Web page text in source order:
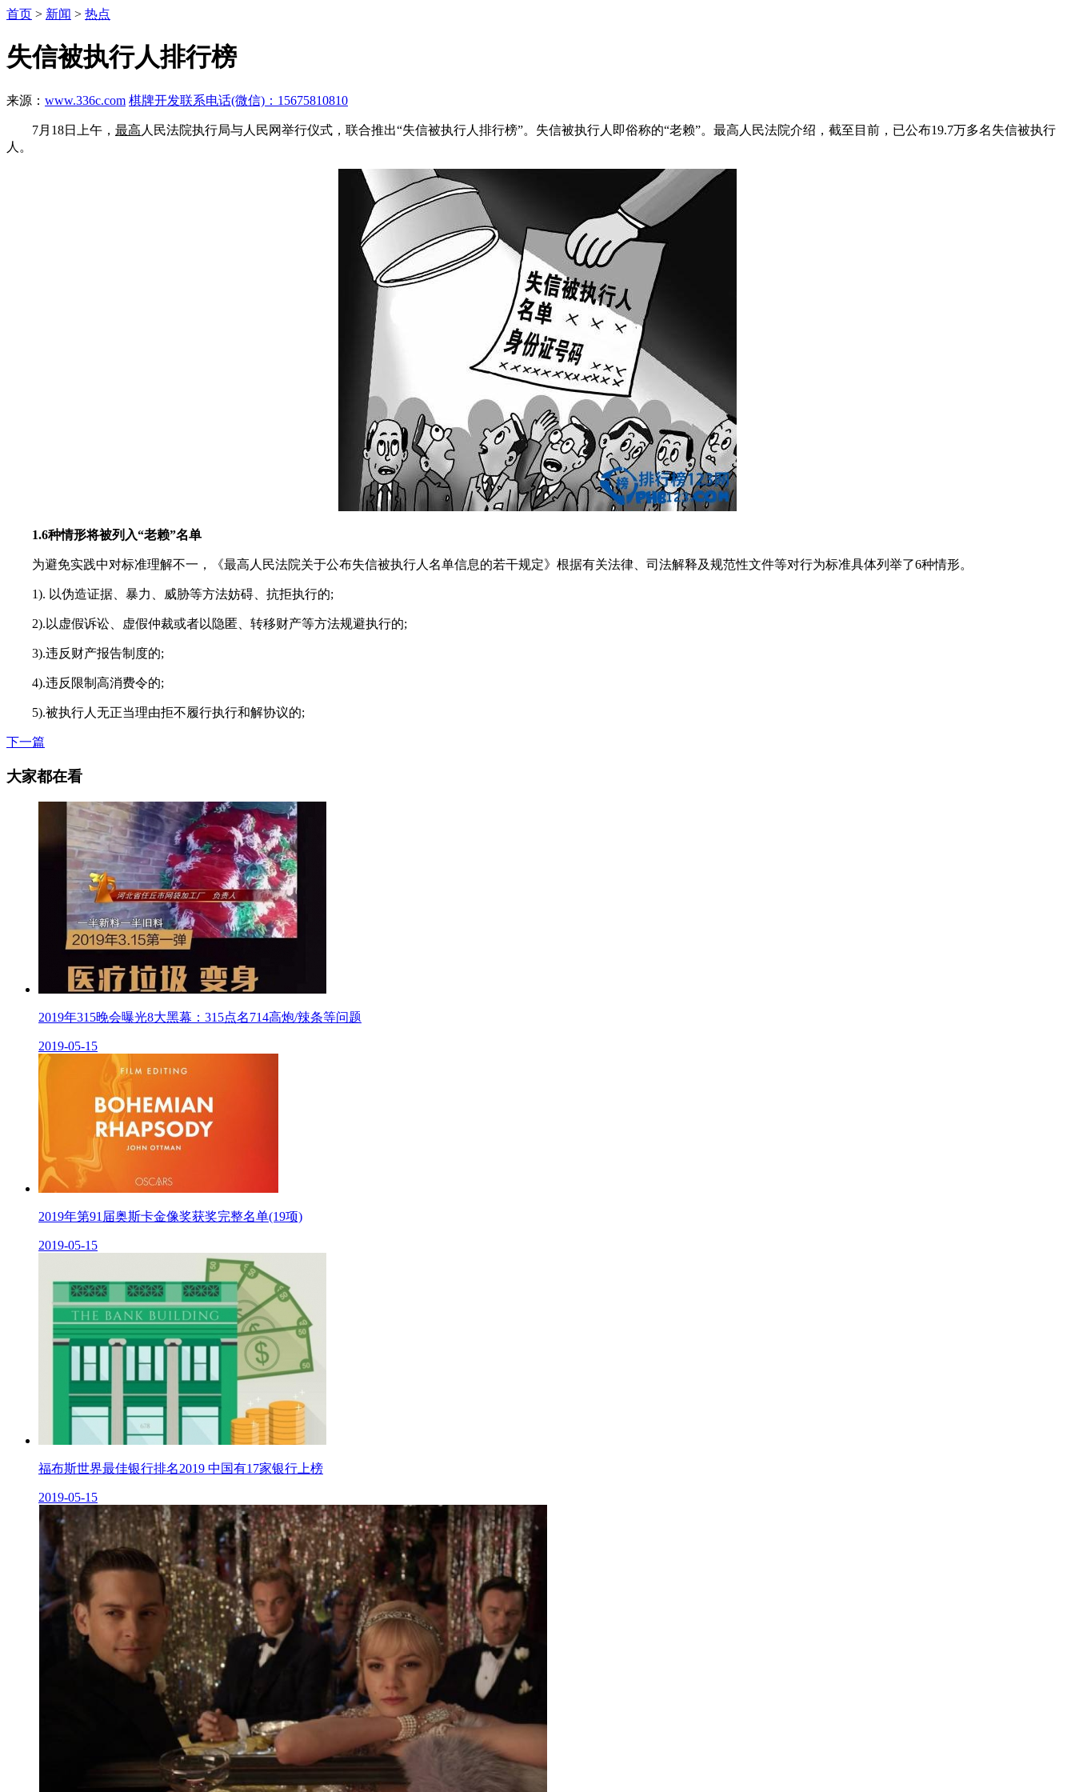
首页 > 新闻 > 热点
失信被执行人排行榜
来源： www.336c.com 棋牌开发联系电话(微信)：15675810810
7月18日上午， 最高 人民法院执行局与人民网举行仪式，联合推出“失信被执行人排行榜”。失信被执行人即俗称的“老赖”。最高人民法院介绍，截至目前，已公布19.7万多名失信被执行
人。
1.6种情形将被列入“老赖”名单
为避免实践中对标准理解不一，《最高人民法院关于公布失信被执行人名单信息的若干规定》根据有关法律、司法解释及规范性文件等对行为标准具体列举了6种情形。
1). 以伪造证据、暴力、威胁等方法妨碍、抗拒执行的;
2).以虚假诉讼、虚假仲裁或者以隐匿、转移财产等方法规避执行的;
3).违反财产报告制度的;
4).违反限制高消费令的;
5).被执行人无正当理由拒不履行执行和解协议的;
下一篇
大家都在看
2019年315晚会曝光8大黑幕：315点名714高炮/辣条等问题
2019-05-15
2019年第91届奥斯卡金像奖获奖完整名单(19项)
2019-05-15
福布斯世界最佳银行排名2019 中国有17家银行上榜
2019-05-15